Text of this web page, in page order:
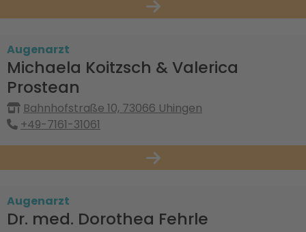
Augenarzt
Michaela Koitzsch & Valerica
Prostean
Bahnhofstraße 10, 73066 Uhingen
+49-7161-31061
Augenarzt
Dr. med. Dorothea Fehrle